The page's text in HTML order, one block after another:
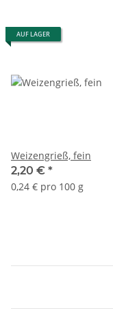
AUF LAGER
Weizengrieß, fein
2,20 € *
0,24 € pro 100 g